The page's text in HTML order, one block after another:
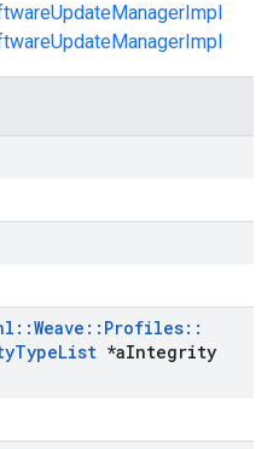
::Weave :: Profiles::
TypeList *aIntegrity